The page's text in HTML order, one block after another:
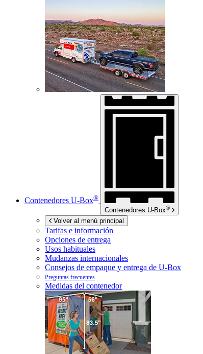
Contenedores U-Box®
Contenedores U-Box®
Volver al menú principal
Tarifas e información
Opciones de entrega
Usos habituales
Mudanzas internacionales
Consejos de empaque y entrega de U-Box
Preguntas frecuentes
Medidas del contenedor